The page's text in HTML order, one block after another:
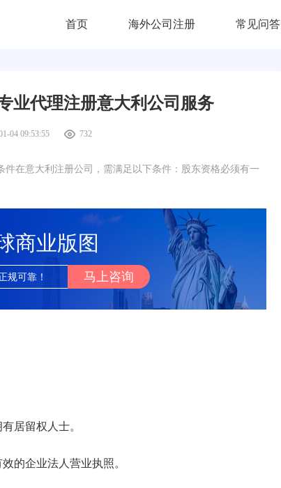
首页 海外公司注册 常见问答
业代理注册意大利公司服务
04 09:53:55 732
在意大利注册公司，需满足以下条件：股东资格必须有一
商业版图
规可靠！ 马上咨询
居留权人士。
的企业法人营业执照。